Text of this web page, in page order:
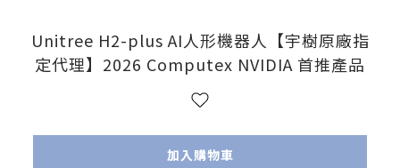
Unitree H2-plus AI人形機器人【宇樹原廠指
定代理】2026 Computex NVIDIA 首推產品
加入購物車